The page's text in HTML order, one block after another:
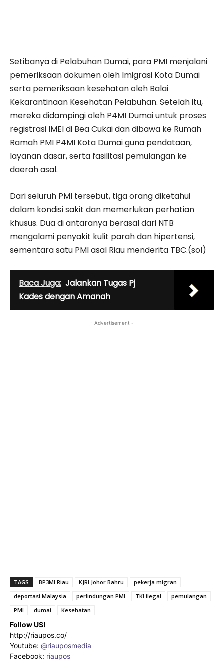
Setibanya di Pelabuhan Dumai, para PMI menjalani
pemeriksaan dokumen oleh Imigrasi Kota Dumai
serta pemeriksaan kesehatan oleh Balai
Kekarantinaan Kesehatan Pelabuhan. Setelah itu,
mereka didampingi oleh P4MI Dumai untuk proses
registrasi IMEI di Bea Cukai dan dibawa ke Rumah
Ramah PMI P4MI Kota Dumai guna pendataan,
layanan dasar, serta fasilitasi pemulangan ke
daerah asal.
Dari seluruh PMI tersebut, tiga orang diketahui
dalam kondisi sakit dan memerlukan perhatian
khusus. Dua di antaranya berasal dari NTB
mengalami penyakit kulit parah dan hipertensi,
sementara satu PMI asal Riau menderita TBC.(sol)
Baca Juga: Jalankan Tugas Pj
Kades dengan Amanah
- Advertisement -
TAGS BP3MI Riau KJRI Johor Bahru
pekerja migran
deportasi Malaysia
perlindungan PMI TKI ilegal
pemulangan
PMI
dumai Kesehatan
Follow US!
http://riaupos.co/
Youtube: @riauposmedia
Facebook: riaupos